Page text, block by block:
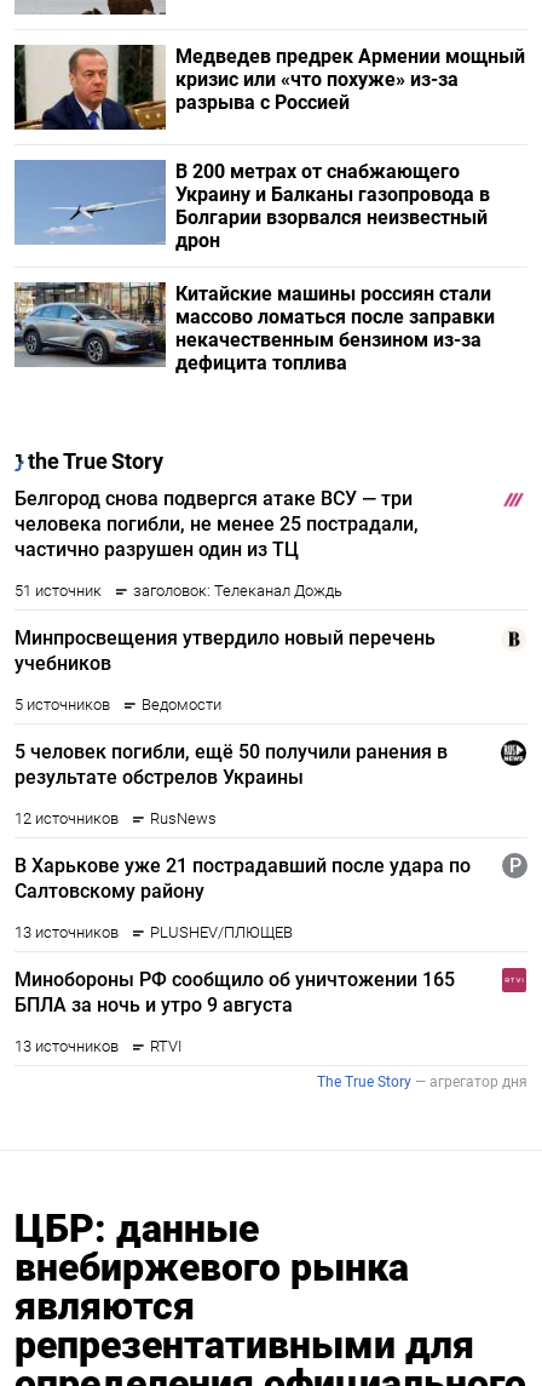
Медведев предрек Армении мощный
кризис или «что похуже» из-за
разрыва с Россией
В 200 метрах от снабжающего
Украину и Балканы газопровода в
Болгарии взорвался неизвестный
дрон
Китайские машины россиян стали
массово ломаться после заправки
некачественным бензином из-за
дефицита топлива
ЦБР: данные
внебиржевого рынка
являются
репрезентативными для